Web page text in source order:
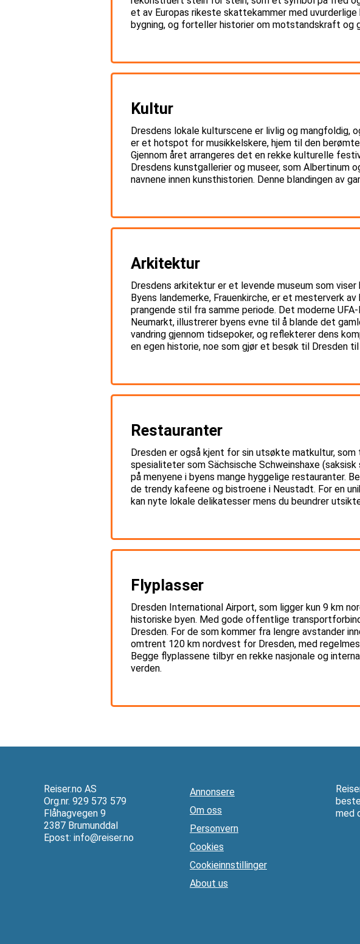
et av Europas rikeste skattekammer med
bygning, og forteller historier om motstandskraft og
Kultur
Dresdens lokale kulturscene er livlig og mangfoldig,
er et hotspot for musikkelskere, hjem til den
Gjennom året arrangeres det en rekke kulturelle
Dresdens kunstgallerier og museer, som Albertinum
navnene innen kunsthistorien. Denne blandingen av
Arkitektur
Dresdens arkitektur er et levende museum som
Byens landemerke, Frauenkirche, er et mesterverk
prangende stil fra samme periode. Det moderne
Neumarkt, illustrerer byens evne til å blande det
vandring gjennom tidsepoker, og reflekterer dens
en egen historie, noe som gjør et besøk til Dresden
Restauranter
Dresden er også kjent for sin utsøkte matkultur,
spesialiteter som Sächsische Schweinshaxe
på menyene i byens mange hyggelige restauranter.
de trendy kafeene og bistroene i Neustadt. For en
kan nyte lokale delikatesser mens du beundrer
Flyplasser
Dresden International Airport, som ligger kun 9 km
historiske byen. Med gode offentlige
Dresden. For de som kommer fra lengre avstander
omtrent 120 km nordvest for Dresden, med
Begge flyplassene tilbyr en rekke nasjonale og
verden.
Reiser.no AS
Org.nr. 929 573 579
Flåhagvegen 9
2387 Brumunddal
Epost: info@reiser.no
Annonsere
Om oss
Personvern
Cookies
Cookieinnstillinger
About us
med